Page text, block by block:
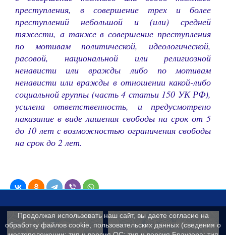
преступления, в совершение трех и более
преступлений небольшой и (или) средней
тяжести, а также в совершение преступления
по мотивам политической, идеологической,
расовой, национальной или религиозной
ненависти или вражды либо по мотивам
ненависти или вражды в отношении какой-либо
социальной группы (часть 4 статьи 150 УК РФ),
усилена ответственность, и предусмотрено
наказание в виде лишения свободы на срок от 5
до 10 лет с возможностью ограничения свободы
на срок до 2 лет.
Контакты Сведения об
Продолжая использовать наш сайт, вы даете согласие на
обработку файлов cookie, пользовательских данных (сведения о